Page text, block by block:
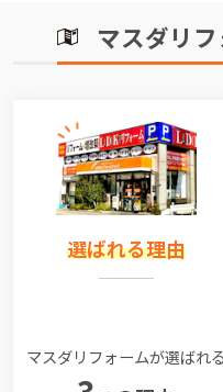
マスダリ
選ばれる理由
マスダリフォームが選ばれる